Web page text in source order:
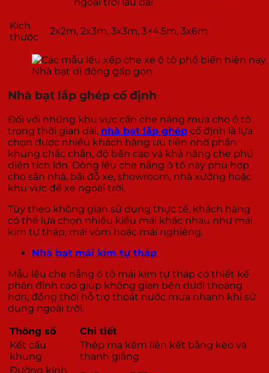
ngoài trời lâu dài
Kích
thước
2x2m, 2x3m, 3x3m, 3×4.5m, 3x6m
Nhà bạt di động gấp gọn
Nhà bạt lắp ghép cố định
Đối với những khu vực cần che nắng mưa cho ô tô
trong thời gian dài, nhà bạt lắp ghép cố định là lựa
chọn được nhiều khách hàng ưu tiên nhờ phần
khung chắc chắn, độ bền cao và khả năng che phủ
diện tích lớn. Dòng lều che nắng ô tô này phù hợp
cho sân nhà, bãi đỗ xe, showroom, nhà xưởng hoặc
khu vực để xe ngoài trời.
Tùy theo không gian sử dụng thực tế, khách hàng
có thể lựa chọn nhiều kiểu mái khác nhau như mái
kim tự tháp, mái vòm hoặc mái nghiêng.
Nhà bạt mái kim tự tháp
Mẫu lều che nắng ô tô mái kim tự tháp có thiết kế
phần đỉnh cao giúp không gian bên dưới thoáng
hơn, đồng thời hỗ trợ thoát nước mưa nhanh khi sử
dụng ngoài trời.
Thông số
Chi tiết
Kết cấu
khung
Thép mạ kẽm liên kết bằng kèo và
thanh giằng
Đường kính